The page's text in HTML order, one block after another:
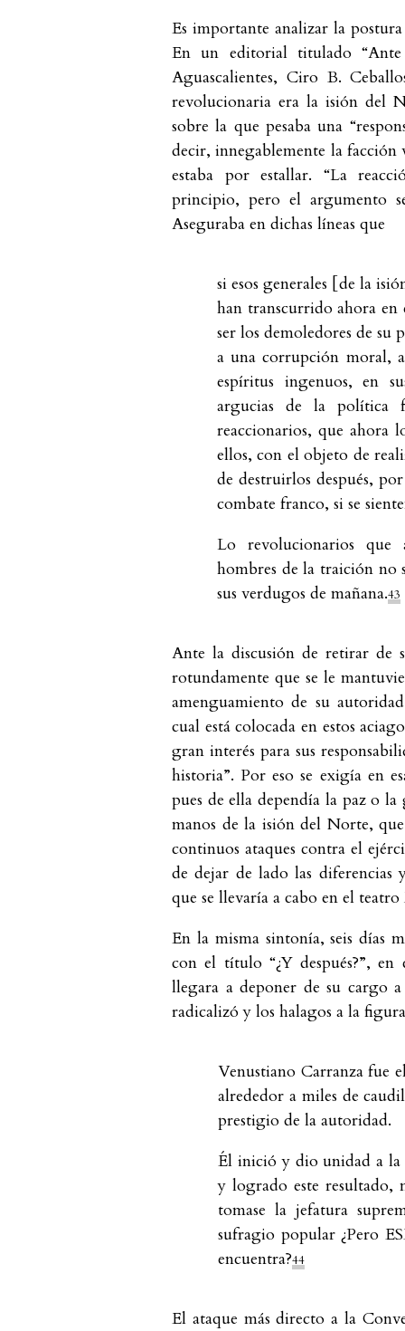
Es importante analizar la
En un editorial titulado
Aguascalientes, Ciro B.
revolucionaria era la isión del
sobre la que pesaba una
decir, innegablemente la facción
estaba por estallar. “La
principio, pero el argumento
Aseguraba en dichas líneas que
si esos generales [de la
han transcurrido ahora en
ser los demoledores de su
a una corrupción moral,
espíritus ingenuos, en
argucias de la política
reaccionarios, que ahora
ellos, con el objeto de
de destruirlos después,
combate franco, si se
Lo revolucionarios que
hombres de la traición no
sus verdugos de mañana.43
Ante la discusión de retirar
rotundamente que se le
amenguamiento de su
cual está colocada en estos
gran interés para sus
historia”. Por eso se exigía en
pues de ella dependía la paz o
manos de la isión del Norte, que
continuos ataques contra el
de dejar de lado las diferencias
que se llevaría a cabo en el
En la misma sintonía, seis días
con el título “¿Y después?”,
llegara a deponer de su cargo
radicalizó y los halagos a la
Venustiano Carranza fue
alrededor a miles de
prestigio de la autoridad.
Él inició y dio unidad a la
y logrado este
tomase la jefatura
sufragio popular ¿Pero
encuentra?44
El ataque más directo a la